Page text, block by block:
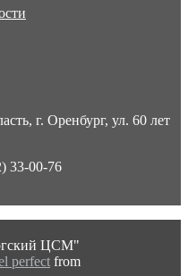
г. Оренбург, ул. 60 лет
33-00-76
ЦСМ"
perfect from